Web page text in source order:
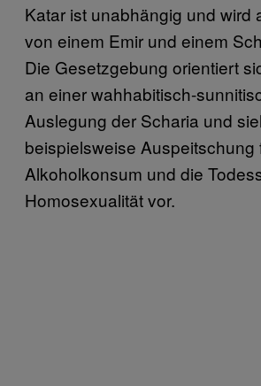
Katar ist unabhängig und wird
von einem Emir und einem
Die Gesetzgebung orientiert
an einer wahhabitisch-
Auslegung der Scharia und
beispielsweise Auspeitschung
Alkoholkonsum und die
Homosexualität vor.